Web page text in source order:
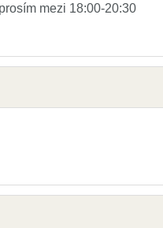
mezi 18:00-20:30